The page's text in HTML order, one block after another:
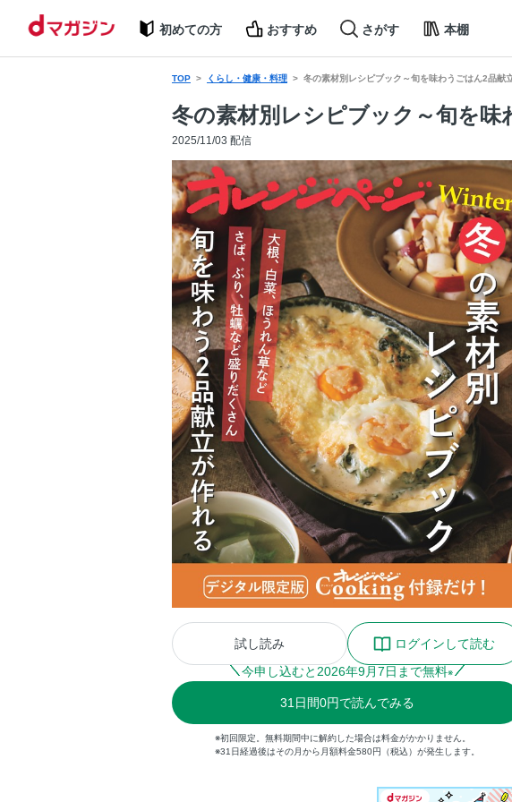
初めての方 おすすめ さがす 本棚
TOP くらし・健康・料理 冬の素材別レシピブック～旬を味わうごはん2品献
冬の素材別レシピブック～旬を味
2025/11/03 配信
試し読み
ログインして読む
今申し込むと 2026年9月7日まで無料※
31 日間0円で読んでみる
※初回限定。無料期間中に解約した場合は料金がかかりません。
※31日経過後はその月から月額料金580円（税込）が発生します。